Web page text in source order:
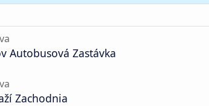
Autobusová Zastávka
Zachodnia